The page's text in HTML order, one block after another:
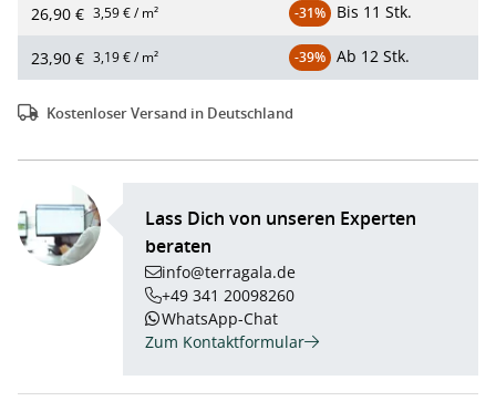
26,90 € 3,59 € / m² -31% Bis 11 Stk.
23,90 € 3,19 € / m² -39% Ab 12 Stk.
Kostenloser Versand in Deutschland
Lass Dich von unseren Experten
beraten
info@terragala.de
+49 341 20098260
WhatsApp-Chat
Zum Kontaktformular